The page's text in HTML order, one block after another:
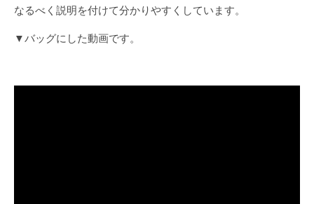
なるべく説明を付けて分かりやすくしています。
▼バッグにした動画です。